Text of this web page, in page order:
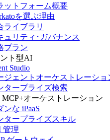
ットフォーム概要
を選ぶ理由
ライブラリ
ュリティ･ガバナンス
プラン
ト型AI
Studio
ジェントオーケストレーショ
タープライズ検索
MCP+オーケストレーション
ンな iPaaS
タープライズスキル
管理